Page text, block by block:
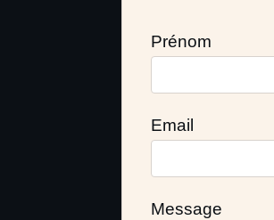
Prénom
Email
Message